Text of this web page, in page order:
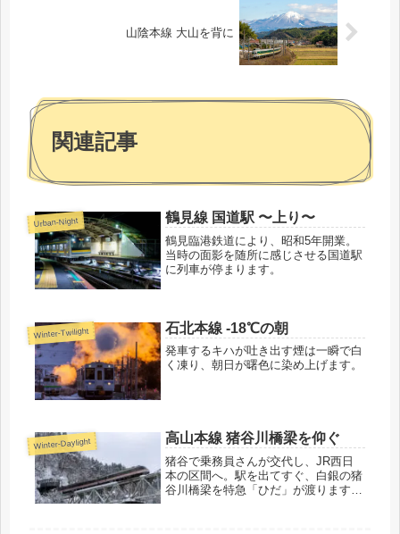
山陰本線 大山を背に
関連記事
Urban-Night 鶴見線 国道駅 〜上り〜
鶴見臨港鉄道により、昭和5年開業。
当時の面影を随所に感じさせる国道駅
に列車が停まります。
Winter-Twilight 石北本線 -18℃の朝
発車するキハが吐き出す煙は一瞬で白
く凍り、朝日が曙色に染め上げます。
Winter-Daylight 高山本線 猪谷川橋梁を仰ぐ
猪谷で乗務員さんが交代し、JR西日
本の区間へ。駅を出てすぐ、白銀の猪
谷川橋梁を特急「ひだ」が渡ります。